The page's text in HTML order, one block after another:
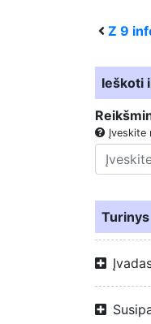
Z 9
Ieškoti
Įveskite
Turinys